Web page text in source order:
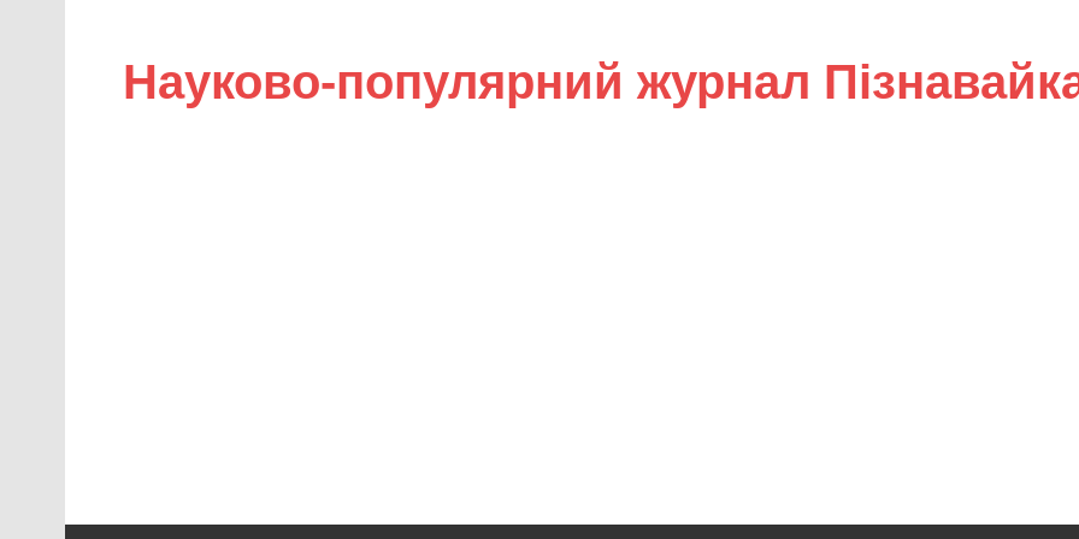
Науково-популярний журнал